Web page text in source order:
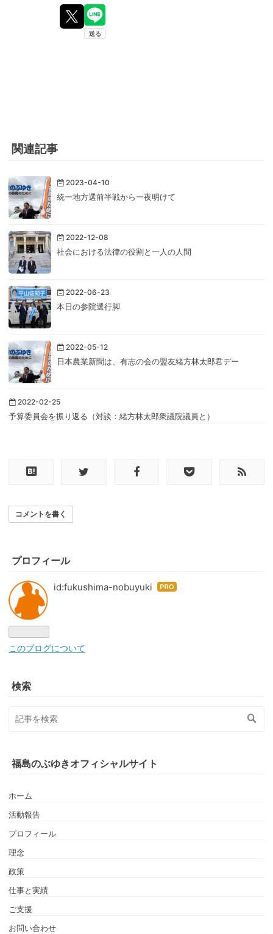
関連記事
2023-04-10
統一地方選前半戦から一夜明けて
2022-12-08
社会における法律の役割と一人の人間
2022-06-23
本日の参院選行脚
2022-05-12
日本農業新聞は、有志の会の盟友緒方林太郎君デー
2022-02-25
予算委員会を振り返る（対談：緒方林太郎衆議院議員と）
コメントを書く
プロフィール
id:fukushima-nobuyuki はて
このブログについて
検索
福島のぶゆきオフィシャルサイト
ホーム
活動報告
プロフィール
理念
政策
仕事と実績
ご支援
お問い合わせ